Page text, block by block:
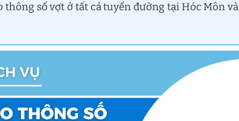
thông số vợt ở tất cả tuyến đường tại Hóc Môn